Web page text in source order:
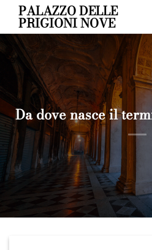
Skip
content
PALAZZO DELLE
PRIGIONI NOVE
Da dove nasce il